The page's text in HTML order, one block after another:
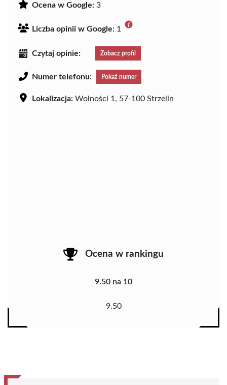
Ocena w Google: 3
Liczba opinii w Google: 1
Czytaj opinie: Zobacz profil
Numer telefonu: Pokaż numer
Lokalizacja: Wolności 1, 57-100 Strzelin
Ocena w rankingu
9.50 na 10
9.50